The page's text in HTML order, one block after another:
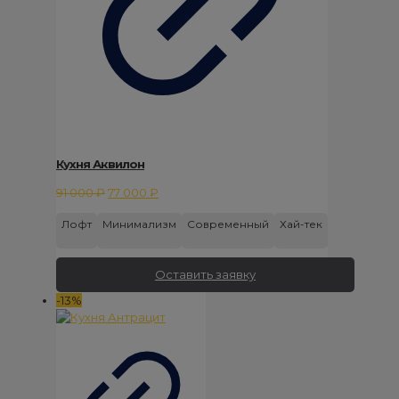
Кухня Аквилон
91 000₽Первоначальная
составляла
000 ₽.
77 000 ₽
77
Лофт Минимализм Современный Хай-тек
Оставить заявку
-13%